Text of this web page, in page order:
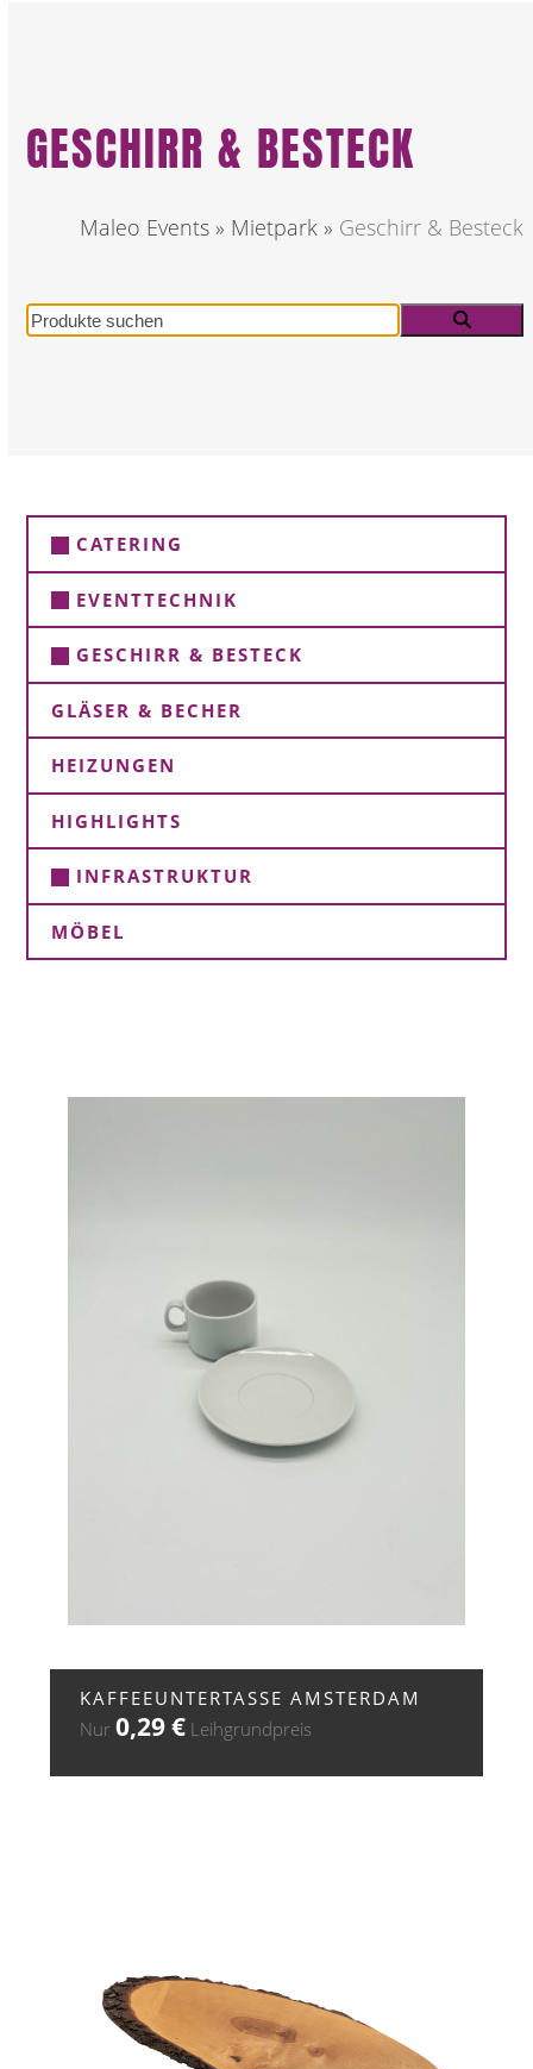
GESCHIRR & BESTECK
Maleo Events » Mietpark » Geschirr & Besteck
Produkte
suchen
CATERING
EVENTTECHNIK
GESCHIRR & BESTECK
GLÄSER & BECHER
HEIZUNGEN
HIGHLIGHTS
INFRASTRUKTUR
MÖBEL
KAFFEEUNTERTASSE AMSTERDAM
Nur0,29€ Leihgrundpreis